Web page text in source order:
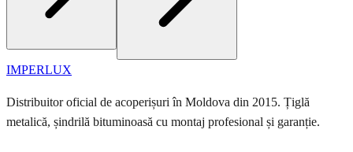
IMPERLUX
Distribuitor oficial de acoperișuri în Moldova din 2015. Țiglă
metalică, șindrilă bituminoasă cu montaj profesional și garanție.